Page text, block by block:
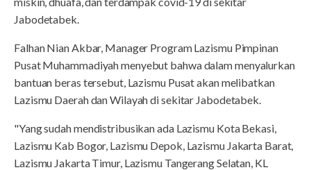
Jabodetabek.
Falhan Nian Akbar, Manager Program Lazismu Pimpinan
Pusat Muhammadiyah menyebut bahwa dalam menyalurkan
bantuan beras tersebut, Lazismu Pusat akan melibatkan
Lazismu Daerah dan Wilayah di sekitar Jabodetabek.
"Yang sudah mendistribusikan ada Lazismu Kota Bekasi,
Lazismu Kab Bogor, Lazismu Depok, Lazismu Jakarta Barat,
Lazismu Jakarta Timur, Lazismu Tangerang Selatan, KL